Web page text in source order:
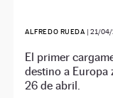
ALFREDO RUEDA |21/04/
El primer
destino a Europa
26 de abril.